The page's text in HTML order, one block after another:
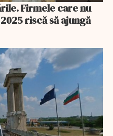
Firmele care nu
riscă să ajungă